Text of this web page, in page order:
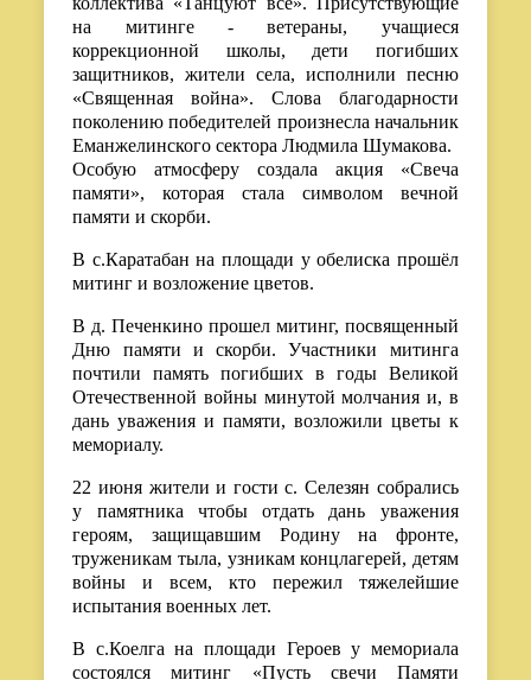
на митинге - ветераны, учащиеся
коррекционной школы, дети погибших
защитников, жители села, исполнили песню
«Священная война». Слова благодарности
поколению победителей произнесла начальник
Еманжелинского сектора Людмила Шумакова.
Особую атмосферу создала акция «Свеча
памяти», которая стала символом вечной
памяти и скорби.
В с.Каратабан на площади у обелиска прошёл
митинг и возложение цветов.
В д. Печенкино прошел митинг, посвященный
Дню памяти и скорби. Участники митинга
почтили память погибших в годы Великой
Отечественной войны минутой молчания и, в
дань уважения и памяти, возложили цветы к
мемориалу.
22 июня жители и гости с. Селезян собрались
у памятника чтобы отдать дань уважения
героям, защищавшим Родину на фронте,
труженикам тыла, узникам концлагерей, детям
войны и всем, кто пережил тяжелейшие
испытания военных лет.
В с.Коелга на площади Героев у мемориала
состоялся митинг «Пусть свечи Памяти